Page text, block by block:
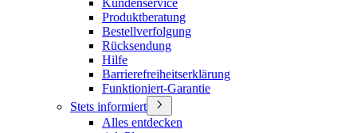
Kundenservice
Produktberatung
Bestellverfolgung
Rücksendung
Hilfe
Barrierefreiheitserklärung
Funktioniert-Garantie
Stets informiert
Alles entdecken